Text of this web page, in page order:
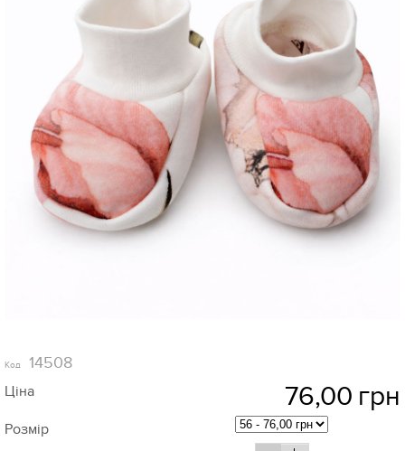
Код 14508
Ціна 76,00 грн
Розмір